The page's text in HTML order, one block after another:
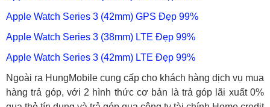
Apple Watch Series 3 (42mm) GPS Đẹp 99%
Apple Watch Series 3 (38mm) LTE Đẹp 99%
Apple Watch Series 3 (42mm) LTE Đẹp 99%
Ngoài ra HungMobile cung cấp cho khách hàng dịch vụ mua
hàng trả góp, với 2 hình thức cơ bản là trả góp lãi xuất 0%